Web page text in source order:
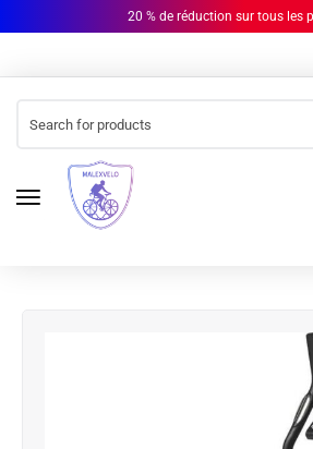
20 % de réduction sur tous les